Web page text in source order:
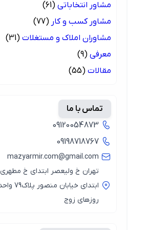
مشاور انتخاباتی (61)
مشاور کسب و کار (77)
مشاوران املاک و مستغلات (31)
معرفی (9)
مقالات (55)
تماس با ما
09120054873
09198718767
mazyarmir.com@gmail.com
تهران خ ولیعصر ابتدای خ مطهری
روزهای زوج